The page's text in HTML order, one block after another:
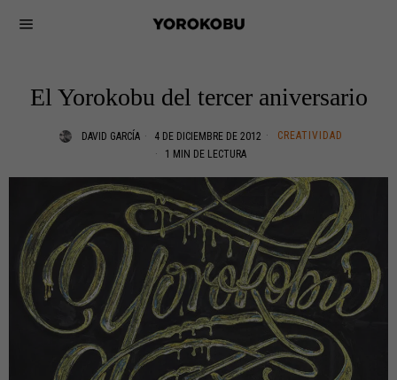
El Yorokobu del tercer aniversario
DAVID GARCÍA 4 DE DICIEMBRE DE 2012
CREATIVIDAD
1 MIN DE LECTURA